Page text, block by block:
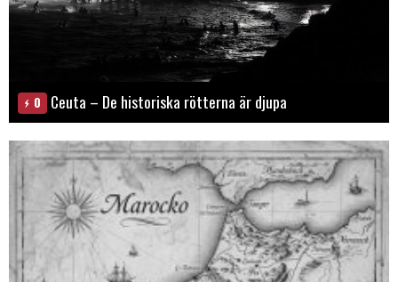
0 Ceuta – De historiska rötterna är djupa